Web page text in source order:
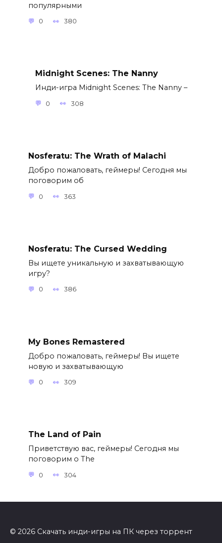
популярными
0 380
Midnight Scenes: The Nanny
Инди-игра Midnight Scenes: The Nanny –
0 308
Nosferatu: The Wrath of Malachi
Добро пожаловать, геймеры! Сегодня мы
поговорим об
0 363
Nosferatu: The Cursed Wedding
Вы ищете уникальную и захватывающую
игру?
0 386
My Bones Remastered
Добро пожаловать, геймеры! Вы ищете
новую и захватывающую
0 309
The Land of Pain
Приветствую вас, геймеры! Сегодня мы
поговорим о The
0 304
© 2026 Скачать инди-игры на ПК через торрент